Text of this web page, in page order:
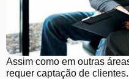
Assim como em outras
requer captação de clientes.